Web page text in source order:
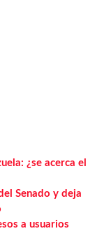
¿se acerca el
Senado y deja
a usuarios